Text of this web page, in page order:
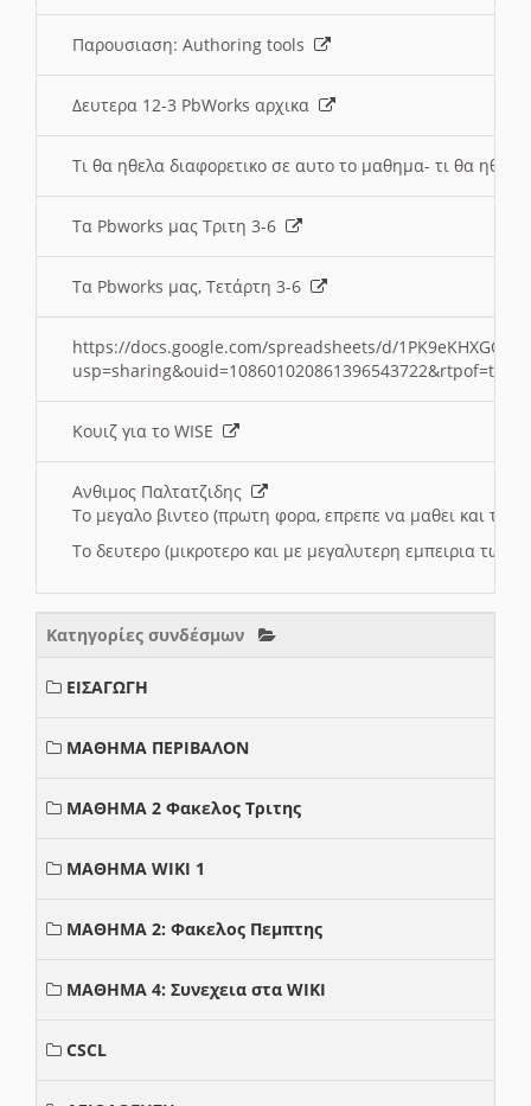
Παρουσιαση: Authoring tools
Δευτερα 12-3 PbWorks αρχικα
Τι θα ηθελα διαφορετικο σε αυτο το μαθημα- τι θα
Τα Pbworks μας Τριτη 3-6
Τα Pbworks μας, Τετάρτη 3-6
https://docs.google.com/spreadsheets/d/
Κουιζ για το WISE
Ανθιμος Παλτατζιδης
Το μεγαλο βιντεο (πρωτη φορα, επρεπε να μαθει και το
Το δευτερο (μικροτερο και με μεγαλυτερη εμπειρια
Κατηγορίες συνδέσμων
ΕΙΣΑΓΩΓΗ
ΜΑΘΗΜΑ ΠΕΡΙΒΑΛΟΝ
ΜΑΘΗΜΑ 2 Φακελος Τριτης
ΜΑΘΗΜΑ WIKI 1
ΜΑΘΗΜΑ 2: Φακελος Πεμπτης
ΜΑΘΗΜΑ 4: Συνεχεια στα WIKI
CSCL